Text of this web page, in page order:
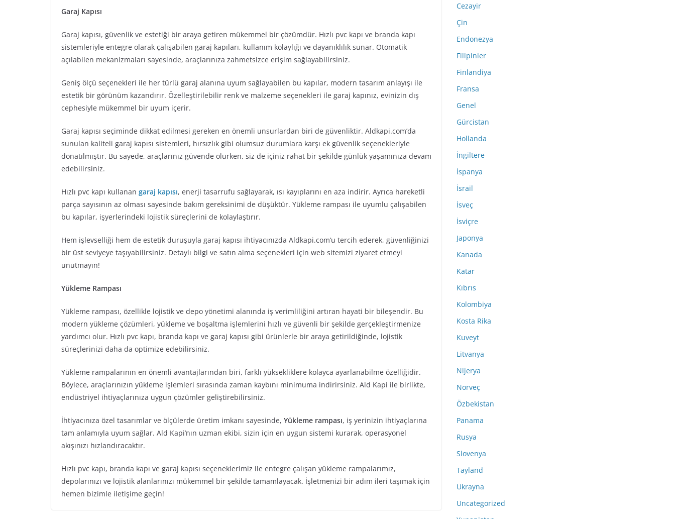
Garaj Kapısı
Garaj kapısı, güvenlik ve estetiği bir araya getiren mükemmel bir çözümdür. Hızlı pvc kapı ve branda kapı
sistemleriyle entegre olarak çalışabilen garaj kapıları, kullanım kolaylığı ve dayanıklılık sunar. Otomatik
açılabilen mekanizmaları sayesinde, araçlarınıza zahmetsizce erişim sağlayabilirsiniz.
Geniş ölçü seçenekleri ile her türlü garaj alanına uyum sağlayabilen bu kapılar, modern tasarım anlayışı ile
estetik bir görünüm kazandırır. Özelleştirilebilir renk ve malzeme seçenekleri ile garaj kapınız, evinizin dış
cephesiyle mükemmel bir uyum içerir.
Garaj kapısı seçiminde dikkat edilmesi gereken en önemli unsurlardan biri de güvenliktir. Aldkapi.com’da
sunulan kaliteli garaj kapısı sistemleri, hırsızlık gibi olumsuz durumlara karşı ek güvenlik seçenekleriyle
donatılmıştır. Bu sayede, araçlarınız güvende olurken, siz de içiniz rahat bir şekilde günlük yaşamınıza devam
edebilirsiniz.
Hızlı pvc kapı kullanan garaj kapısı, enerji tasarrufu sağlayarak, ısı kayıplarını en aza indirir. Ayrıca hareketli
parça sayısının az olması sayesinde bakım gereksinimi de düşüktür. Yükleme rampası ile uyumlu çalışabilen
bu kapılar, işyerlerindeki lojistik süreçlerini de kolaylaştırır.
Hem işlevselliği hem de estetik duruşuyla garaj kapısı ihtiyacınızda Aldkapi.com’u tercih ederek, güvenliğinizi
bir üst seviyeye taşıyabilirsiniz. Detaylı bilgi ve satın alma seçenekleri için web sitemizi ziyaret etmeyi
unutmayın!
Yükleme Rampası
Yükleme rampası, özellikle lojistik ve depo yönetimi alanında iş verimliliğini artıran hayati bir bileşendir. Bu
modern yükleme çözümleri, yükleme ve boşaltma işlemlerini hızlı ve güvenli bir şekilde gerçekleştirmenize
yardımcı olur. Hızlı pvc kapı, branda kapı ve garaj kapısı gibi ürünlerle bir araya getirildiğinde, lojistik
süreçlerinizi daha da optimize edebilirsiniz.
Yükleme rampalarının en önemli avantajlarından biri, farklı yüksekliklere kolayca ayarlanabilme özelliğidir.
Böylece, araçlarınızın yükleme işlemleri sırasında zaman kaybını minimuma indirirsiniz. Ald Kapi ile birlikte,
endüstriyel ihtiyaçlarınıza uygun çözümler geliştirebilirsiniz.
İhtiyacınıza özel tasarımlar ve ölçülerde üretim imkanı sayesinde, Yükleme rampası, iş yerinizin ihtiyaçlarına
tam anlamıyla uyum sağlar. Ald Kapi’nın uzman ekibi, sizin için en uygun sistemi kurarak, operasyonel
akışınızı hızlandıracaktır.
Hızlı pvc kapı, branda kapı ve garaj kapısı seçeneklerimiz ile entegre çalışan yükleme rampalarımız,
depolarınızı ve lojistik alanlarınızı mükemmel bir şekilde tamamlayacak. İşletmenizi bir adım ileri taşımak için
hemen bizimle iletişime geçin!
Cezayir
Çin
Endonezya
Filipinler
Finlandiya
Fransa
Genel
Gürcistan
Hollanda
İngiltere
İspanya
İsrail
İsveç
İsviçre
Japonya
Kanada
Katar
Kıbrıs
Kolombiya
Kosta Rika
Kuveyt
Litvanya
Nijerya
Norveç
Özbekistan
Panama
Rusya
Slovenya
Tayland
Ukrayna
Uncategorized